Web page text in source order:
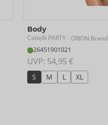
Body
Cottelli PARTY- ORION Brand
26451901021
UVP: 54,95 €
S M L XL